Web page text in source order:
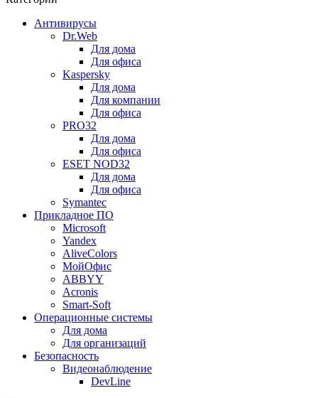
Антивирусы
Dr.Web
Для дома
Для офиса
Kaspersky
Для дома
Для компании
Для офиса
PRO32
Для дома
Для офиса
ESET NOD32
Для дома
Для офиса
Symantec
Прикладное ПО
Microsoft
Yandex
AliveColors
МойОфис
ABBYY
Acronis
Smart-Soft
Операционные системы
Для дома
Для организаций
Безопасность
Видеонаблюдение
DevLine